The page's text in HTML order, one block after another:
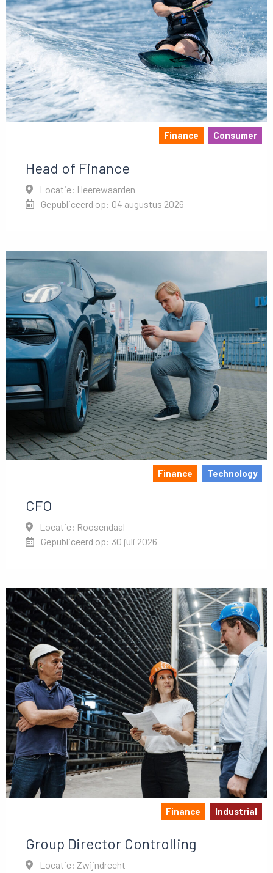
Finance Consumer
Head of Finance
Locatie: Heerewaarden
Gepubliceerd op: 04 augustus 2026
Finance Technology
CFO
Locatie: Roosendaal
Gepubliceerd op: 30 juli 2026
Finance Industrial
Group Director Controlling
Locatie: Zwijndrecht